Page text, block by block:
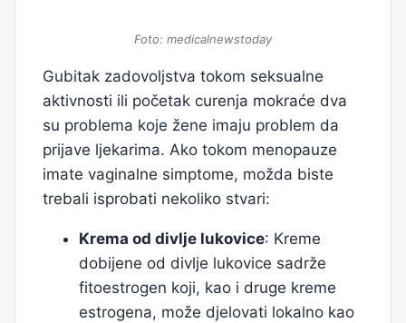
Foto: medicalnewstoday
Gubitak zadovoljstva tokom seksualne
aktivnosti ili početak curenja mokraće dva
su problema koje žene imaju problem da
prijave ljekarima. Ako tokom menopauze
imate vaginalne simptome, možda biste
trebali isprobati nekoliko stvari:
Krema od divlje lukovice: Kreme
dobijene od divlje lukovice sadrže
fitoestrogen koji, kao i druge kreme
estrogena, može djelovati lokalno kao